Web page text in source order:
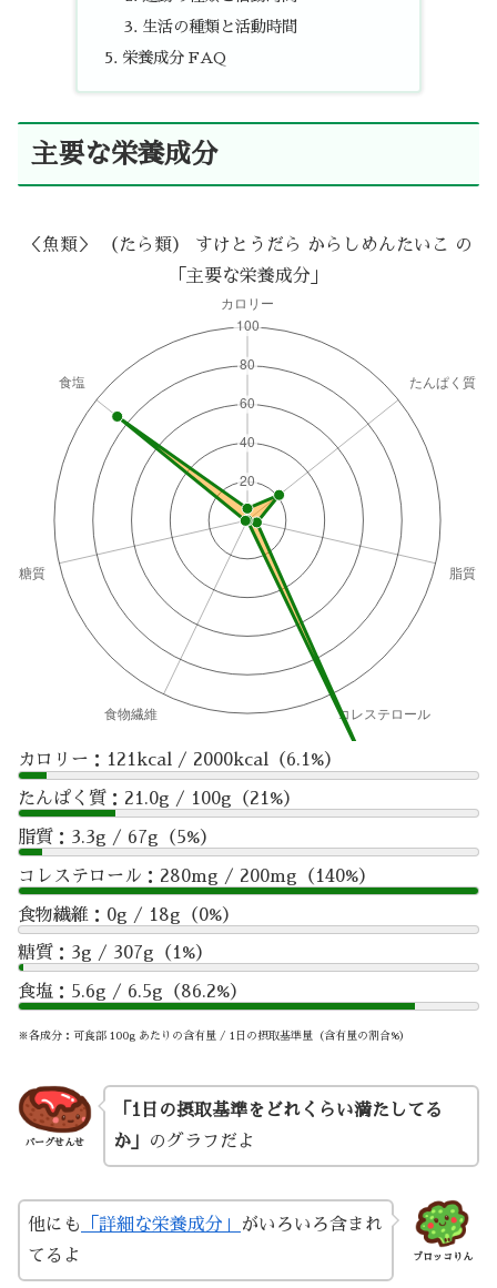
生活の種類と活動時間
栄養成分 FAQ
主要な栄養成分
＜魚類＞ （たら類） すけとうだら からしめんたいこ の
「主要な栄養成分」
カロリー：121kcal / 2000kcal（6.1%）
たんぱく質：21.0g / 100g（21%）
脂質：3.3g / 67g（5%）
コレステロール：280mg / 200mg（140%）
食物繊維：0g / 18g（0%）
糖質：3g / 307g（1%）
食塩：5.6g / 6.5g（86.2%）
※各成分：可食部 100g あたりの含有量 / 1日の摂取基準量（含有量の割合%）
バーグせんせ
「1日の摂取基準をどれくらい満たしてる
か」
のグラフだよ
ブロッコりん
他にも 「詳細な栄養成分」
がいろいろ含まれ
てるよ